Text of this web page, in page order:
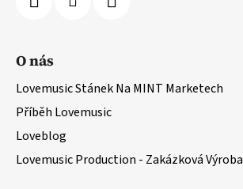
O nás
Lovemusic Stánek Na MINT Marketech
Příběh Lovemusic
Loveblog
Lovemusic Production - Zakázková Výroba